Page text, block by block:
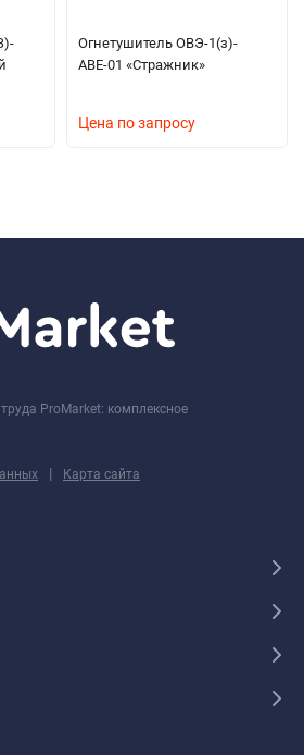
Огнетушитель ОВЭ-1(з)-
АВЕ-01 «Стражник»
Цена по запросу
ProMarket: комплексное
| Карта сайта